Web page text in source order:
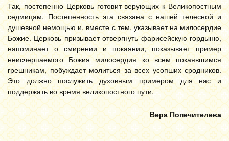
Так, постепенно Церковь готовит верующих к Великопостным
седмицам. Постепенность эта связана с нашей телесной и
душевной немощью и, вместе с тем, указывает на милосердие
Божие. Церковь призывает отвергнуть фарисейскую гордыню,
напоминает о смирении и покаянии, показывает пример
неисчерпаемого Божия милосердия ко всем покаявшимся
грешникам, побуждает молиться за всех усопших сродников.
Это должно послужить духовным примером для нас и
поддержать во время великопостного пути.
Вера Попечителева